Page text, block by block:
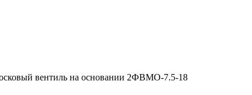
вентиль на основании 2ФВМO-7.5-18